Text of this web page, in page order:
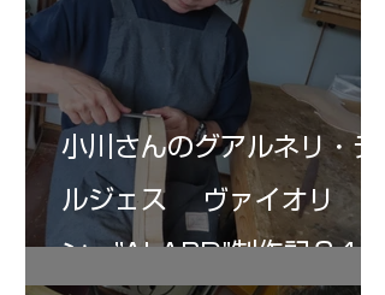
小川さんのグアルネリ・デ
ルジェス ヴァイオリ
ン ”ALARD"制作記３4